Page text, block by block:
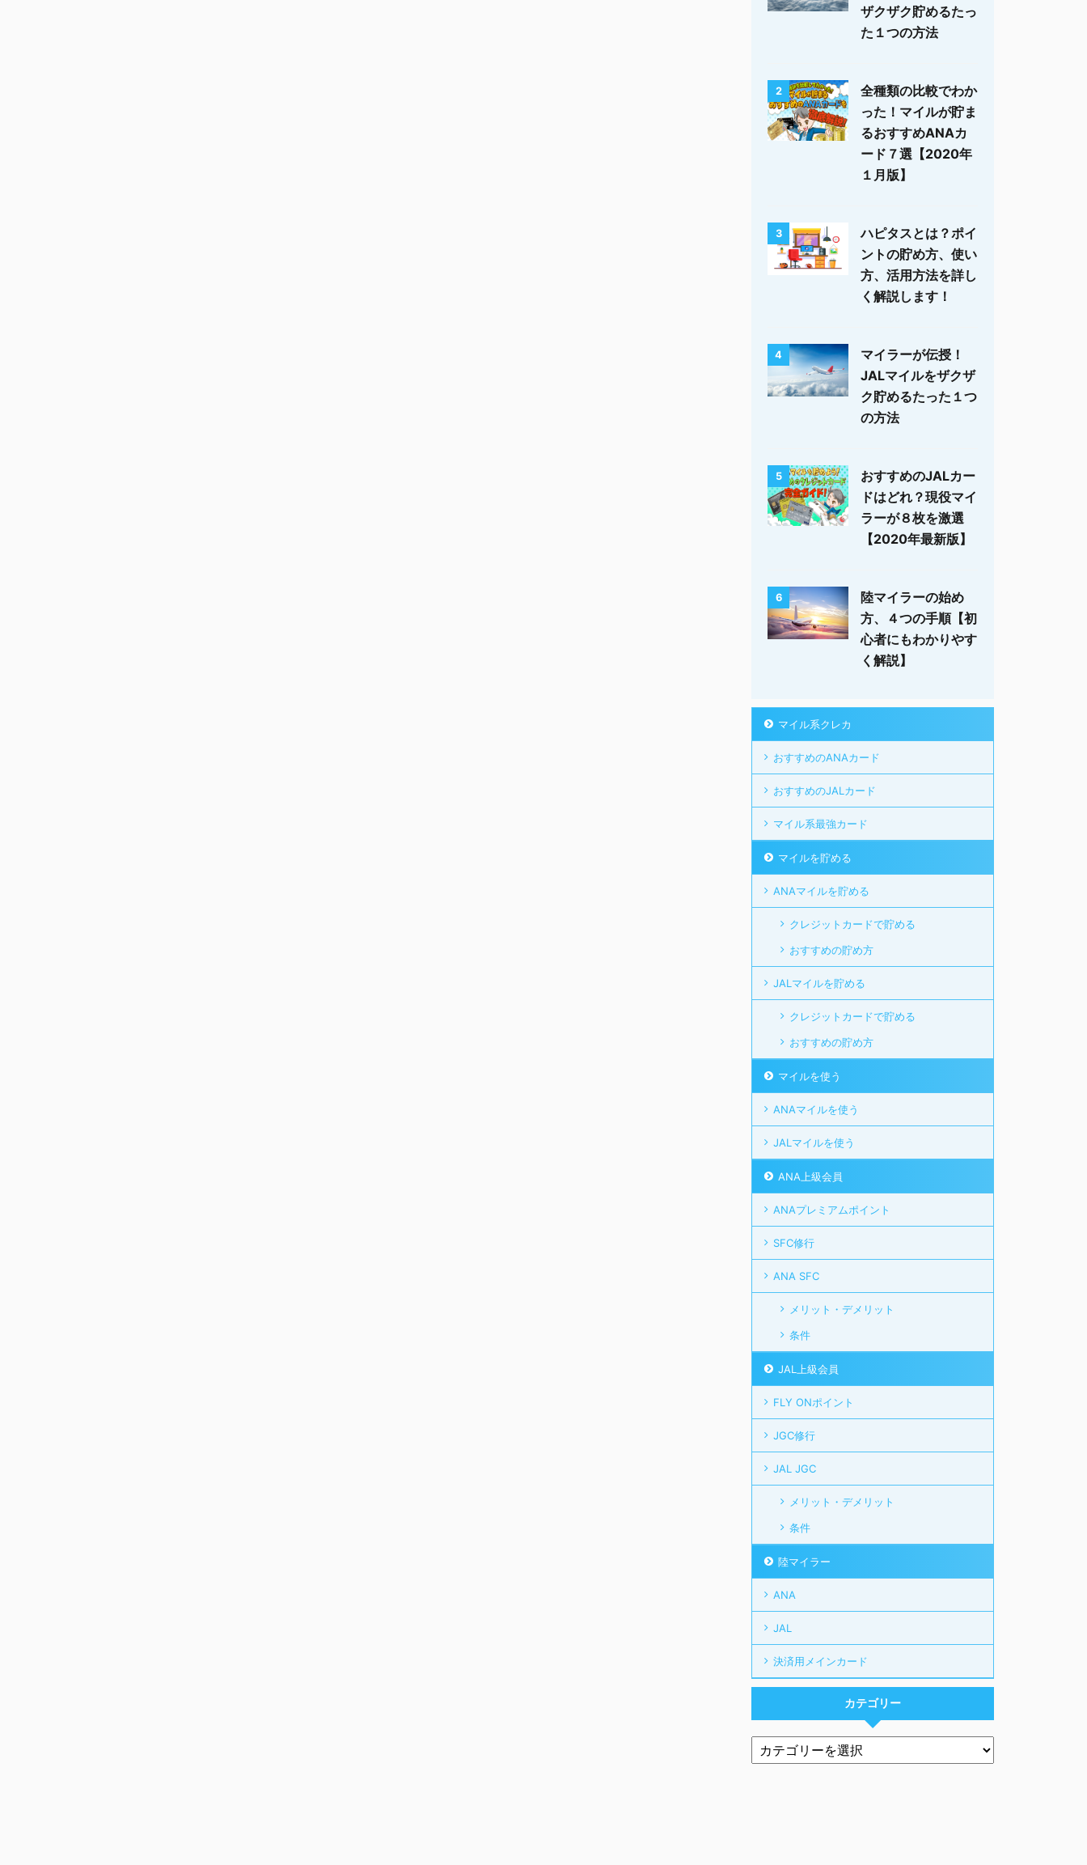
ザクザク貯めるたっ
た１つの方法
2
全種類の比較でわか
った！マイルが貯ま
るおすすめANAカ
ード７選【2020年
１月版】
3
ハピタスとは？ポイ
ントの貯め方、使い
方、活用方法を詳し
く解説します！
4
マイラーが伝授！
JALマイルをザクザ
ク貯めるたった１つ
の方法
5
おすすめのJALカー
ドはどれ？現役マイ
ラーが８枚を激選
【2020年最新版】
6
陸マイラーの始め
方、４つの手順【初
心者にもわかりやす
く解説】
マイル系クレカ
おすすめのANAカード
おすすめのJALカード
マイル系最強カード
マイルを貯める
ANAマイルを貯める
クレジットカードで貯める
おすすめの貯め方
JALマイルを貯める
クレジットカードで貯める
おすすめの貯め方
マイルを使う
ANAマイルを使う
JALマイルを使う
ANA上級会員
ANAプレミアムポイント
SFC修行
ANA SFC
メリット・デメリット
条件
JAL上級会員
FLY ONポイント
JGC修行
JAL JGC
メリット・デメリット
条件
陸マイラー
ANA
JAL
決済用メインカード
カテゴリー